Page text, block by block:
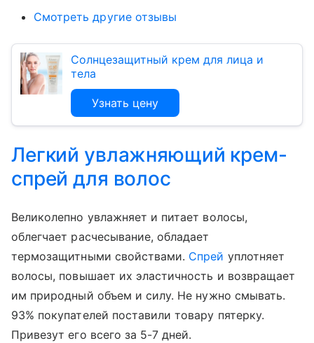
Смотреть другие отзывы
Солнцезащитный крем для лица и
тела
Узнать цену
Легкий увлажняющий крем-
спрей для волос
Великолепно увлажняет и питает волосы,
облегчает расчесывание, обладает
термозащитными свойствами. Спрей уплотняет
волосы, повышает их эластичность и возвращает
им природный объем и силу. Не нужно смывать.
93% покупателей поставили товару пятерку.
Привезут его всего за 5-7 дней.